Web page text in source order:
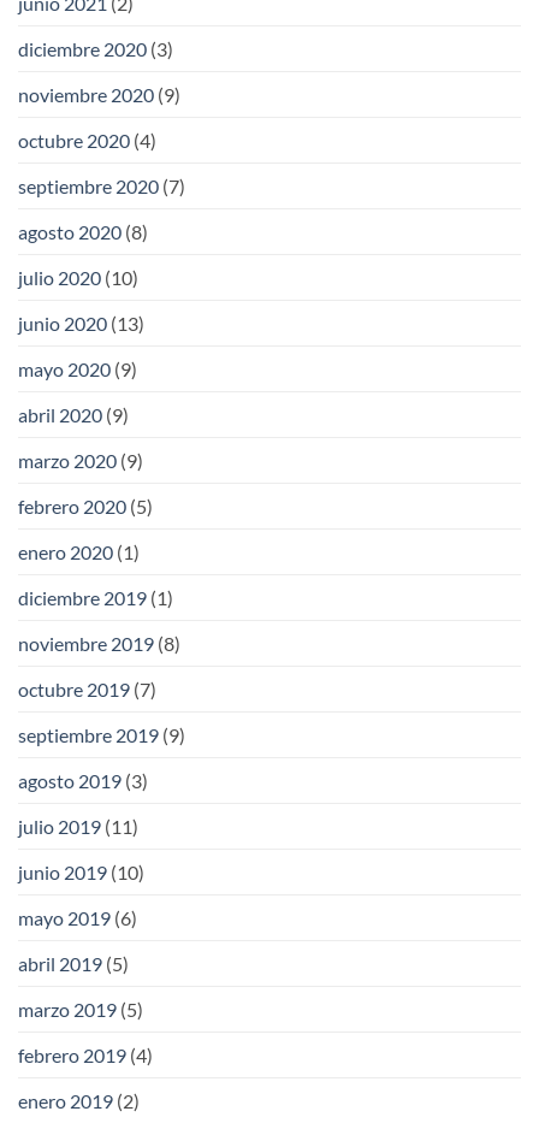
diciembre 2020 (3)
noviembre 2020 (9)
octubre 2020 (4)
septiembre 2020 (7)
agosto 2020 (8)
julio 2020 (10)
junio 2020 (13)
mayo 2020 (9)
abril 2020 (9)
marzo 2020 (9)
febrero 2020 (5)
enero 2020 (1)
diciembre 2019 (1)
noviembre 2019 (8)
octubre 2019 (7)
septiembre 2019 (9)
agosto 2019 (3)
julio 2019 (11)
junio 2019 (10)
mayo 2019 (6)
abril 2019 (5)
marzo 2019 (5)
febrero 2019 (4)
enero 2019 (2)